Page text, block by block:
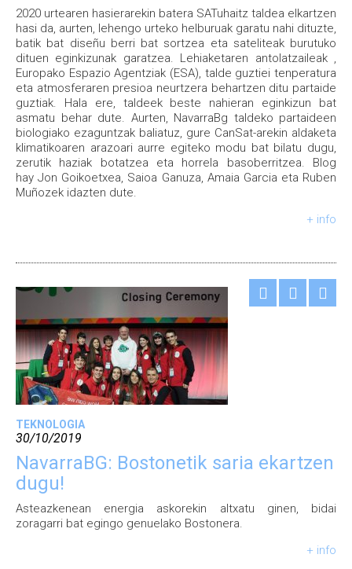
2020 urtearen hasierarekin batera SATuhaitz taldea elkartzen
hasi da, aurten, lehengo urteko helburuak garatu nahi dituzte,
batik bat diseñu berri bat sortzea eta sateliteak burutuko
dituen eginkizunak garatzea. Lehiaketaren antolatzaileak ,
Europako Espazio Agentziak (ESA), talde guztiei tenperatura
eta atmosferaren presioa neurtzera behartzen ditu partaide
guztiak. Hala ere, taldeek beste nahieran eginkizun bat
asmatu behar dute. Aurten, NavarraBg taldeko partaideen
biologiako ezaguntzak baliatuz, gure CanSat-arekin aldaketa
klimatikoaren arazoari aurre egiteko modu bat bilatu dugu,
zerutik haziak botatzea eta horrela basoberritzea. Blog
hay Jon Goikoetxea, Saioa Ganuza, Amaia Garcia eta Ruben
Muñozek idazten dute.
+ info
TEKNOLOGIA
30/10/2019
NavarraBG: Bostonetik saria ekartzen
dugu!
Asteazkenean energia askorekin altxatu ginen, bidai
zoragarri bat egingo genuelako Bostonera.
+ info